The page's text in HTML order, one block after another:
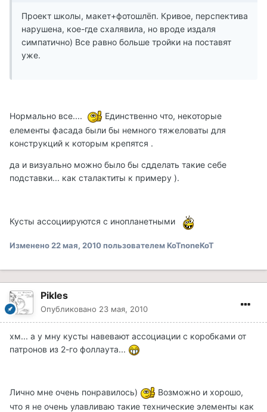
Проект школы, макет+фотошлёп. Кривое, перспектива
нарушена, кое-где схалявила, но вроде издаля
симпатично) Все равно больше тройки на поставят
уже.
Нормально все....
Единственно что, некоторые
елементы фасада были бы немного тяжеловаты для
конструкций к которым крепятся .
да и визуально можно было бы сдделать такие себе
подставки... как сталактиты к примеру ).
Кусты ассоциируются с инопланетными
Изменено 22 мая, 2010пользователем KoTnoneKoT
Pikles
Опубликовано 23 мая, 2010
хм... а у мну кусты навевают ассоциации с коробками от
патронов из 2-го фоллаута...
Лично мне очень понравилось)
Возможно и хорошо,
что я не очень улавливаю такие технические элементы как